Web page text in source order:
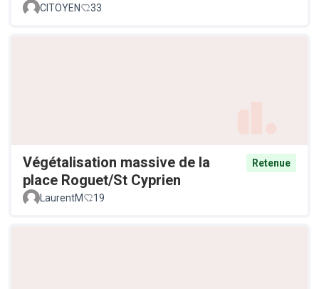
CITOYEN 33
Végétalisation massive de la
place Roguet/St Cyprien
Retenue
LaurentM 19